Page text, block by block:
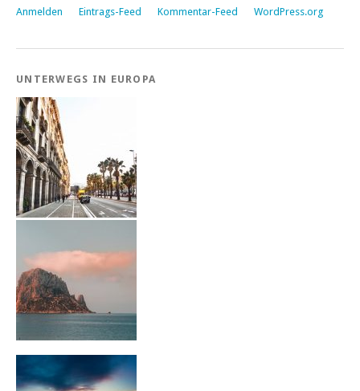
Anmelden Eintrags-Feed Kommentar-Feed WordPress.org
UNTERWEGS IN EUROPA